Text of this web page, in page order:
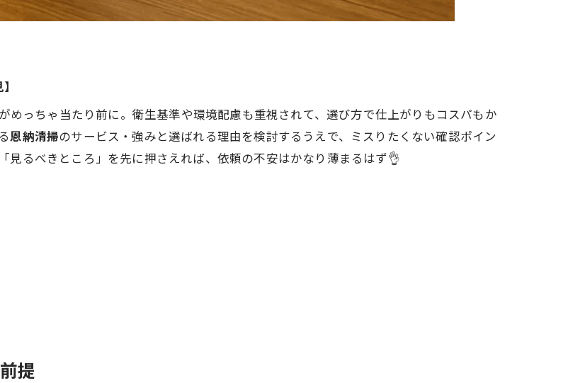
めっちゃ当たり前に。衛生基準や環境配慮も重視されて、選び方で仕上がりもコスパもか
恩納清掃のサービス・強みと選ばれる理由を検討するうえで、ミスりたくない確認ポイン
見るべきところ」を先に押さえれば、依頼の不安はかなり薄まるはず👌
提